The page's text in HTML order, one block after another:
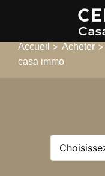
Accueil > Acheter >
casa immo